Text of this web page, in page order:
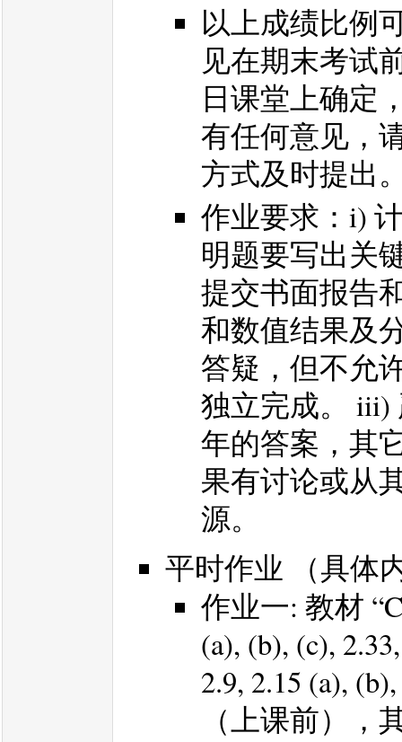
以上成绩比例
见在期末考试
日课堂上确定
有任何意见，
方式及时提出
作业要求：i)
明题要写出关
提交书面报告
和数值结果及
答疑，但不允
独立完成。 iii)
年的答案，其
果有讨论或从
源。
平时作业 （具体
作业一: 教材
(a), (b), (c),
2.9, 2.15 (a),
（上课前）